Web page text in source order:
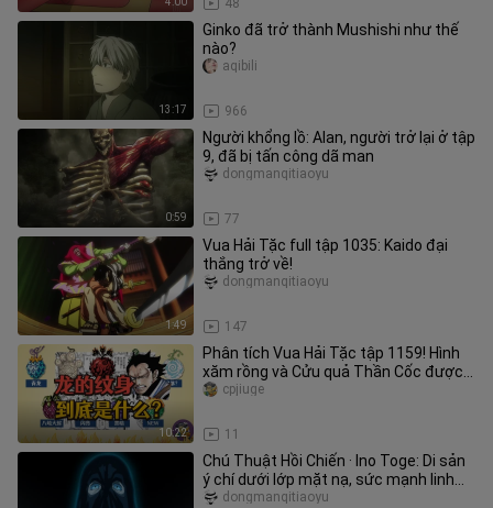
48
13:17
Ginko đã trở thành Mushishi như thế
nào?
966
aqibili
0:59
Người khổng lồ: Alan, người trở lại ở tập
9, đã bị tấn công dã man
77
dongmanqitiaoyu
1:49
Vua Hải Tặc full tập 1035: Kaido đại
thắng trở về!
147
dongmanqitiaoyu
10:22
Phân tích Vua Hải Tặc tập 1159! Hình
xăm rồng và Cửu quả Thần Cốc được
hé lộ!
11
cpjiuge
Chú Thuật Hồi Chiến · Ino Toge: Di sản
ý chí dưới lớp mặt nạ, sức mạnh linh
thú thiêu đốt cả sinh mệ
dongmanqitiaoyu